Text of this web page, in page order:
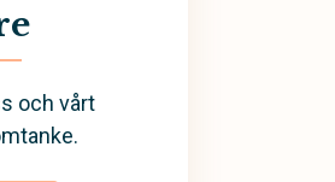
och vårt